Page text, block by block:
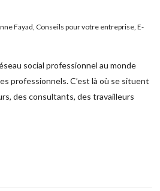
Fayad, Conseils pour votre entreprise,E-
social professionnel au monde
professionnels. C’est là où se situent
des consultants, des travailleurs